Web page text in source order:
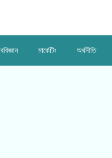
মার্কেটিং অর্থনীতি